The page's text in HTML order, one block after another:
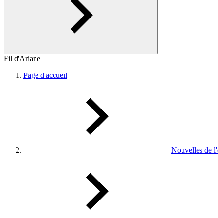
Fil d'Ariane
Page d'accueil
Nouvelles de